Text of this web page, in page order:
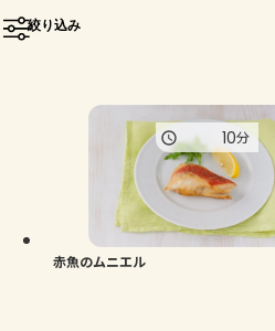
トーク
よくあるお問い合わせ
お買い物
絞り込み
赤魚のムニエル
10分